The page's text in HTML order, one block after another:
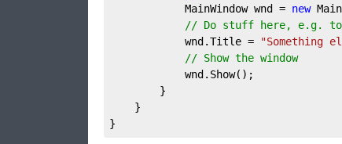
			MainWindow wnd =
new
// Do stuff here, e.g. to
			wnd.Title =
"Something
// Show the window
}